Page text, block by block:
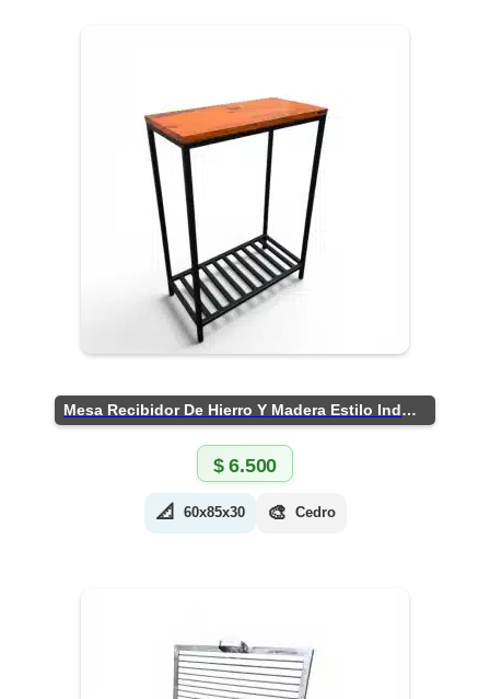
Mesa Recibidor De Hierro Y Madera Estilo Industrial
$6.500
📐 60x85x30 🎨 Cedro